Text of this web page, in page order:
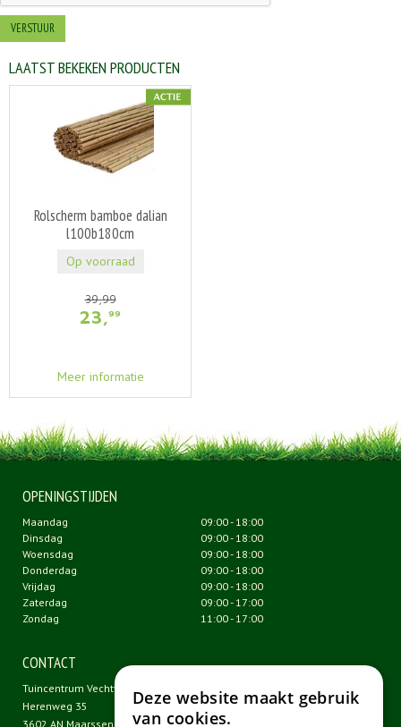
LAATST BEKEKEN PRODUCTEN
Rolscherm bamboe dalian
l100b180cm
39,99
23,99
Meer informatie
Op voorraad
OPENINGSTIJDEN
Maandag
09:00 - 18:00
Dinsdag
09:00 - 18:00
Woensdag
09:00 - 18:00
Donderdag
09:00 - 18:00
Vrijdag
09:00 - 18:00
Zaterdag
09:00 - 17:00
Zondag
11:00 - 17:00
CONTACT
Tuincentrum Vechtweelde
Herenweg 35
3602 AN Maarssen
Deze website maakt gebruik
van cookies.